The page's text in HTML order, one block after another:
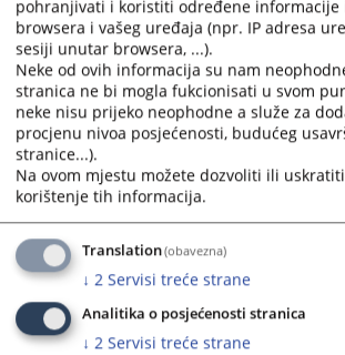
and
select
a
date.
Press
the
question
mark
to
get
the
keyboard
shortcuts
and
select
a
date.
Press
the
question
mark
get
the
keyboard
shortcuts
pohranjivati i koristiti određene informacije
browsera i vašeg uređaja (npr. IP adresa
sesiji unutar browsera, ...).
Neke od ovih informacija su nam
stranica ne bi mogla fukcionisati u svom
neke nisu prijeko neophodne a služe za
procjenu nivoa posjećenosti, budućeg
stranice...).
Na ovom mjestu možete dozvoliti ili
korištenje tih informacija.
Translation(obavezna)
↓ 2 Servisi treće strane
Analitika o posjećenosti stranica
↓ 2 Servisi treće strane